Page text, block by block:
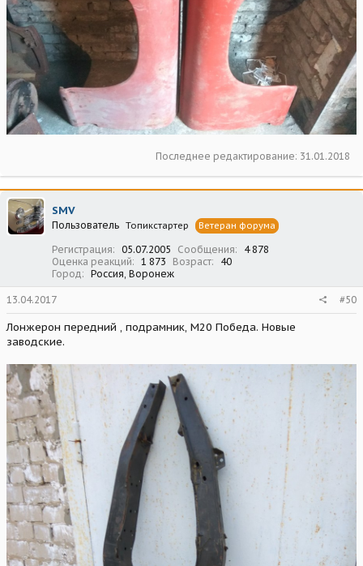
Последнее редактирование: 31.01.2018
SMV
Пользователь Топикстартер Ветеран форума
Регистрация 05.07.2005 Сообщения
4 878
Оценка реакций
1 873 Возраст
40
Город
Россия, Воронеж
13.04.2017 #50
Лонжерон передний , подрамник, М20 Победа. Новые
заводские.